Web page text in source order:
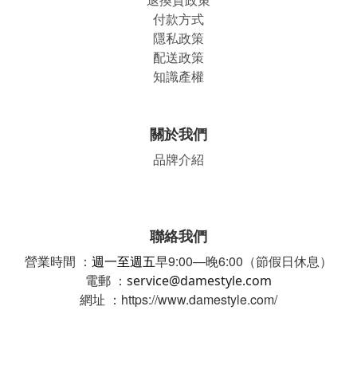
付款方式
隱私政策
配送政策
知識產權
關於我們
品牌介紹
聯絡我們
營業時間 ： 週一至週五早9:00—晚6:00（節假日休息）
電郵 ： service@damestyle.com
網址 ：https://www.damestyle.com/